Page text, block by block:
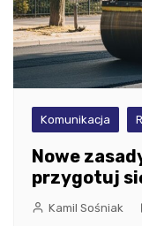
Komunikacja
Nowe
przygotuj
Kamil Sośniak